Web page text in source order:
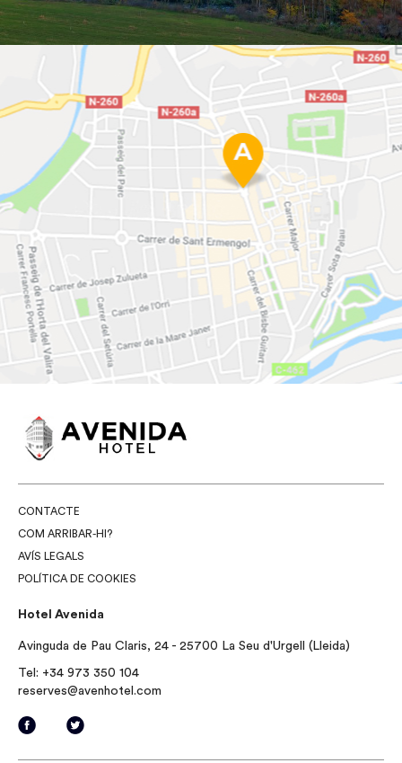
CONTACTE
COM ARRIBAR-HI?
AVÍS LEGALS
POLÍTICA DE COOKIES
Hotel Avenida
Avinguda de Pau Claris, 24 - 25700 La Seu d'Urgell (Lleida)
Tel: +34 973 350 104
reserves@avenhotel.com